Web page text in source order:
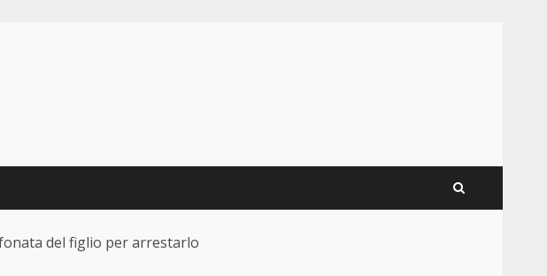
del figlio per arrestarlo